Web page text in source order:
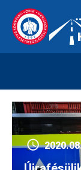
content
kreszvaltozas.hu